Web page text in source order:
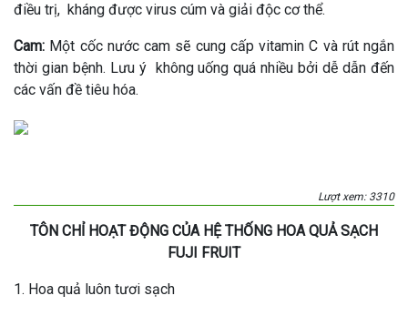
điều trị, kháng được virus cúm và giải độc cơ thể.
Cam: Một cốc nước cam sẽ cung cấp vitamin C và rút ngắn
thời gian bệnh. Lưu ý không uống quá nhiều bởi dễ dẫn đến
các vấn đề tiêu hóa.
Lượt xem: 3310
TÔN CHỈ HOẠT ĐỘNG CỦA HỆ THỐNG HOA QUẢ SẠCH
FUJI FRUIT
1. Hoa quả luôn tươi sạch